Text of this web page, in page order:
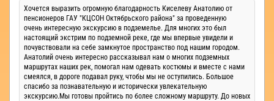
Хочется выразить огромную благодарность Киселеву Анатолию от
пенсионеров ГАУ "КЦСОН Октябрьского района" за проведенную
очень интересную экскурсию в подземелье. Для многих это был
настоящий экстрим по подземной реке, где мы впервые увидели и
почувствовали на себе замкнутое пространство под нашим городом.
Анатолий очень интересно рассказывал нам о многих подземных
маршрутах наших рек, помогал нам одевать костюмы и вместе с нами
смеялся, в дороге подавал руку, чтобы мы не оступились. Большое
спасибо за познавательную и исторически увлекательную
экскурсию.Мы готовы пройтись по более сложному маршруту. До новых